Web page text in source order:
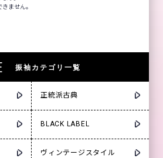
ません。
振袖カテゴリ一覧
正統派古典
BLACK LABEL
ヴィンテージスタイル